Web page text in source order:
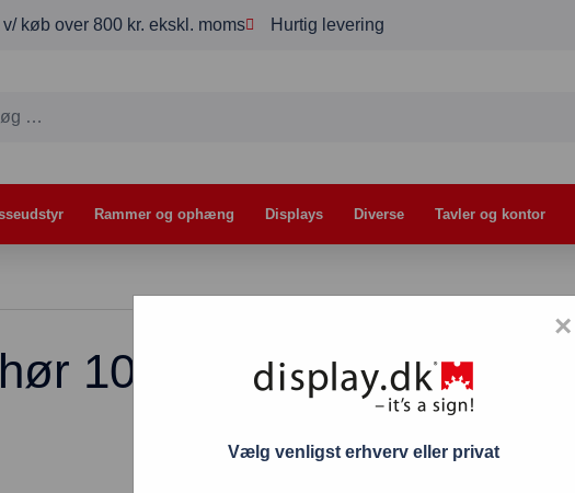
v/ køb over 800 kr. ekskl. moms Hurtig levering
Rammer og ophæng Displays Diverse Tavler og kontor
100 x 140 cm
Vælg venligst erhverv eller privat
×